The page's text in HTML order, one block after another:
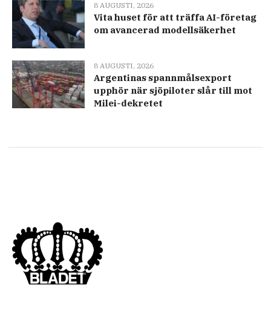
8 AUGUSTI, 2026
Vita huset för att träffa AI-företag
om avancerad modellsäkerhet
8 AUGUSTI, 2026
Argentinas spannmålsexport
upphör när sjöpiloter slår till mot
Milei-dekretet